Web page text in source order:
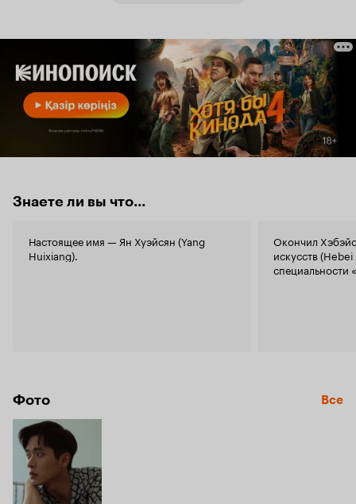
Знаете ли вы что...
Настоящее имя — Ян Хуэйсян (Yang
Huixiang).
Окончил
искусств
специальности
Фото Все